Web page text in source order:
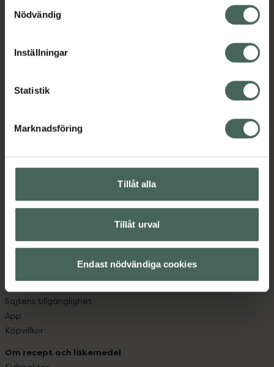
återkalla ditt samtycke via webbplatsens
cookieinställningar. Ett återkallat samtycke påverkar inte
lagligheten av behandling som skett innan återkallelsen.
Nödvändig
Inställningar
Statistik
Marknadsföring
Tillåt alla
Tillåt urval
Endast nödvändiga cookies
Bipacksedel från FASS Visa
Kronans Apotek finns här för dig. Du hittar oss från Skåne i
syd till Lappland i norr, och online i mobilen och på
datorn. Oavsett vem du är så är det vårt uppdrag att
med oss.
Kundservice
Kontakta oss
Hitta apotek
Leverans, betalning och retur
Kundklubb
Sajtens tillgänglighet
App
Köpvillkor
Om recept och läkemedel